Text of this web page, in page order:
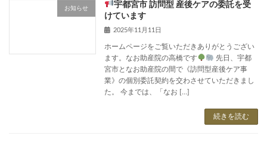
お知らせ
宇都宮市 訪問型 産後ケアの委託を受
けています
2025年11月11日
ホームページをご覧いただきありがとうござい
ます。なお助産院の高橋です
先日、宇都
宮市となお助産院の間で《訪問型産後ケア事
業》の個別委託契約を交わさせていただきまし
た。 今までは、「なお […]
続きを読む